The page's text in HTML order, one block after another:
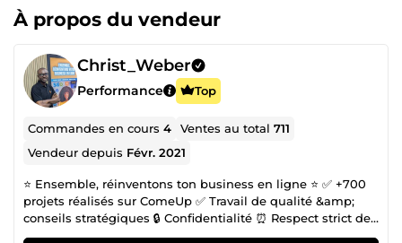
À propos du vendeur
Christ_Weber
Performance Top
Commandes en cours4 Ventes au total711
Vendeur depuis Févr. 2021
⭐️ Ensemble, réinventons ton business en ligne ⭐️ ✅ +700
projets réalisés sur ComeUp ✅ Travail de qualité &amp;
conseils stratégiques 🔒 Confidentialité ⏰ Respect strict des
délais 👋 Je suis Christ, fondateur de l’agence